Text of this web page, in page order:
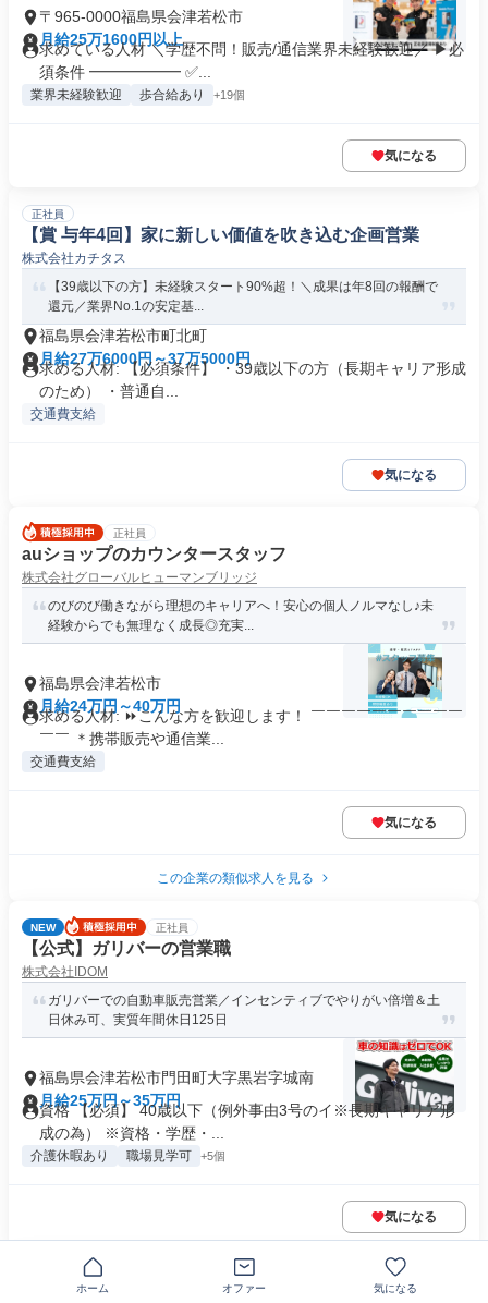
〒965-0000福島県会津若松市
月給25万1600円以上
求めている人材 ＼学歴不問！販売/通信業界未経験歓迎／ ▶必
須条件 ━━━━━━ ✅...
業界未経験歓迎 歩合給あり +19個
気になる
正社員
【賞 与年4回】家に新しい価値を吹き込む企画営業
株式会社カチタス
【39歳以下の方】未経験スタート90%超！＼成果は年8回の報酬で
還元／業界No.1の安定基...
福島県会津若松市町北町
月給27万6000円～37万5000円
求める人材: 【必須条件】 ・39歳以下の方（長期キャリア形成
のため） ・普通自...
交通費支給
気になる
正社員
auショップのカウンタースタッフ
株式会社グローバルヒューマンブリッジ
のびのび働きながら理想のキャリアへ！安心の個人ノルマなし♪未
経験からでも無理なく成長◎充実...
福島県会津若松市
月給24万円～40万円
求める人材: ⏩こんな方を歓迎します！ ￣￣￣￣￣￣￣￣￣￣
￣￣ ＊携帯販売や通信業...
交通費支給
気になる
この企業の類似求人を見る
NEW 正社員
【公式】ガリバーの営業職
株式会社IDOM
ガリバーでの自動車販売営業／インセンティブでやりがい倍増＆土
日休み可、実質年間休日125日
福島県会津若松市門田町大字黒岩字城南
月給25万円～35万円
資格 【必須】 40歳以下（例外事由3号のイ※長期キャリア形
成の為） ※資格・学歴・...
介護休暇あり 職場見学可 +5個
気になる
展示場でのアドバイザー(営業職)
ホーム オファー 気になる